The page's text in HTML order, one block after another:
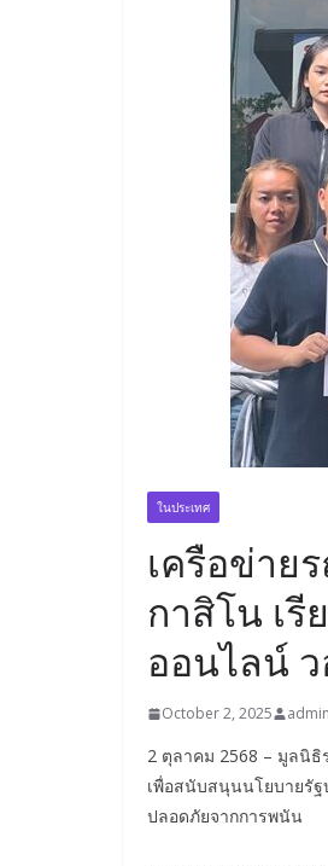
ในประเทศ
เครือข่าย
กาสิโน เ
ออนไลน์
October 2, 2025 admin
2 ตุลาคม 2568 – มูลนิ
เพื่อสนับสนุนนโยบายรัฐ
ปลอดภัยจากการพนัน